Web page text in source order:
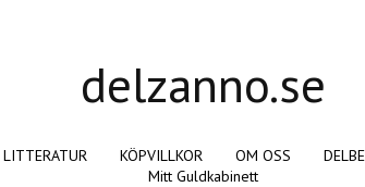
delzanno.se
LITTERATUR KÖPVILLKOR OM OSS
Mitt Guldkabinett